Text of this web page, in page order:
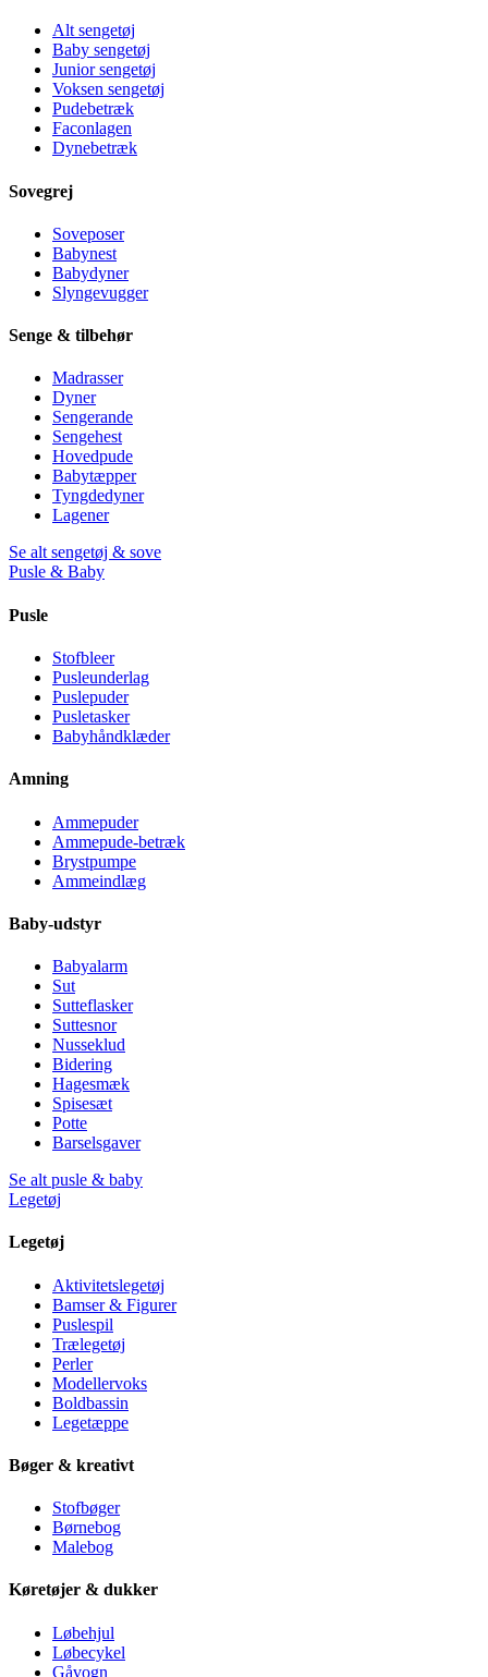
Alt sengetøj
Baby sengetøj
Junior sengetøj
Voksen sengetøj
Pudebetræk
Faconlagen
Dynebetræk
Sovegrej
Soveposer
Babynest
Babydyner
Slyngevugger
Senge & tilbehør
Madrasser
Dyner
Sengerande
Sengehest
Hovedpude
Babytæpper
Tyngdedyner
Lagener
Se alt sengetøj & sove
Pusle & Baby
Pusle
Stofbleer
Pusleunderlag
Puslepuder
Pusletasker
Babyhåndklæder
Amning
Ammepuder
Ammepude-betræk
Brystpumpe
Ammeindlæg
Baby-udstyr
Babyalarm
Sut
Sutteflasker
Suttesnor
Nusseklud
Bidering
Hagesmæk
Spisesæt
Potte
Barselsgaver
Se alt pusle & baby
Legetøj
Legetøj
Aktivitetslegetøj
Bamser & Figurer
Puslespil
Trælegetøj
Perler
Modellervoks
Boldbassin
Legetæppe
Bøger & kreativt
Stofbøger
Børnebog
Malebog
Køretøjer & dukker
Løbehjul
Løbecykel
Gåvogn